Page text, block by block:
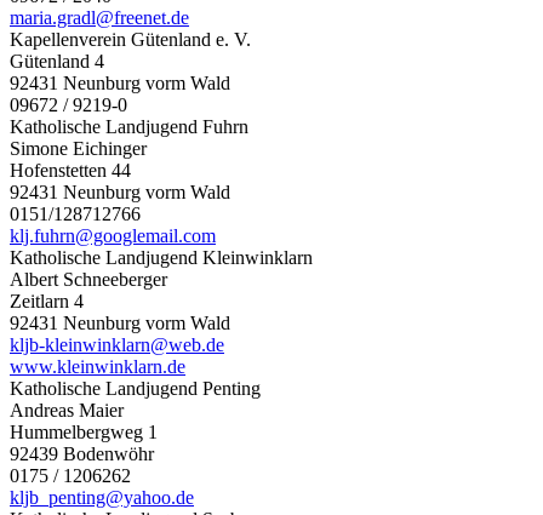
maria.gradl@freenet.de
Kapellenverein Gütenland e. V.
Gütenland 4
92431 Neunburg vorm Wald
09672 / 9219-0
Katholische Landjugend Fuhrn
Simone Eichinger
Hofenstetten 44
92431 Neunburg vorm Wald
0151/128712766
klj.fuhrn@googlemail.com
Katholische Landjugend Kleinwinklarn
Albert Schneeberger
Zeitlarn 4
92431 Neunburg vorm Wald
kljb-kleinwinklarn@web.de
www.kleinwinklarn.de
Katholische Landjugend Penting
Andreas Maier
Hummelbergweg 1
92439 Bodenwöhr
0175 / 1206262
kljb_penting@yahoo.de